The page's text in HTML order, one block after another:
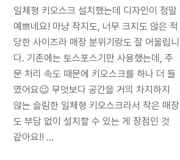
일체형 키오스크 설치했는데 디자인이 정말
예쁘네요! 마냥 작지도, 너무 크지도 않은 적
당한 사이즈라 매장 분위기랑도 잘 어울립니
다. 기존에는 토스포스기만 사용했는데, 주
문 처리 속도 때문에 키오스크를 하나 더 들
였어요😉 무엇보다 공간을 거의 차지하지
않는 슬림한 일체형 키오스크라서 작은 매장
도 부담 없이 설치할 수 있는 게 장점인 것
같아요!! ...